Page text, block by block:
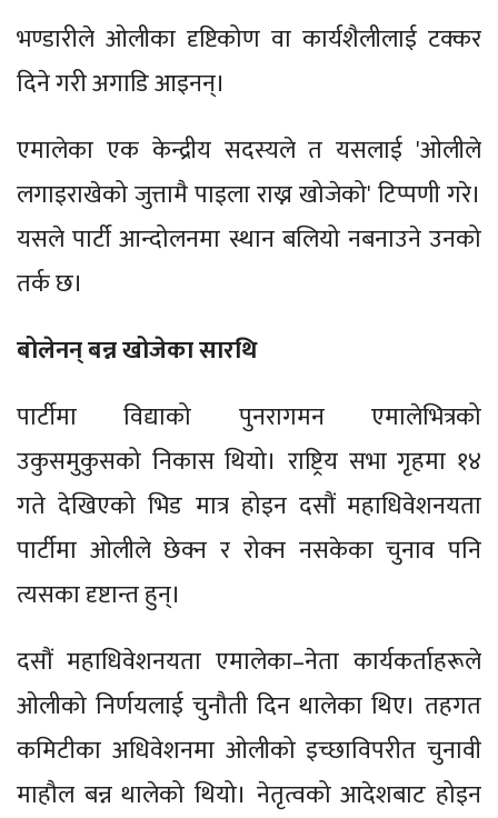
भण्डारीले ओलीका दृष्टिकोण वा कार्यशैलीलाई टक्कर
दिने गरी अगाडि आइनन्।
एमालेका एक केन्द्रीय सदस्यले त यसलाई 'ओलीले
लगाइराखेको जुत्तामै पाइला राख्न खोजेको' टिप्पणी गरे।
यसले पार्टी आन्दोलनमा स्थान बलियो नबनाउने उनको
तर्क छ।
बोलेनन् बन्न खोजेका सारथि
पार्टीमा विद्याको पुनरागमन एमालेभित्रको
उकुसमुकुसको निकास थियो। राष्ट्रिय सभा गृहमा १४
गते देखिएको भिड मात्र होइन दसौं महाधिवेशनयता
पार्टीमा ओलीले छेक्न र रोक्न नसकेका चुनाव पनि
त्यसका दृष्टान्त हुन्।
दसौं महाधिवेशनयता एमालेका–नेता कार्यकर्ताहरूले
ओलीको निर्णयलाई चुनौती दिन थालेका थिए। तहगत
कमिटीका अधिवेशनमा ओलीको इच्छाविपरीत चुनावी
माहौल बन्न थालेको थियो। नेतृत्वको आदेशबाट होइन